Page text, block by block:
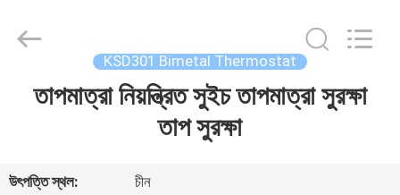
বাড়ি
Electric
Reserved.
KSD301 Bimetal Thermostat
তাপমাত্রা নিয়ন্ত্রিত সুইচ তাপমাত্রা সুরক্ষা
তাপ সুরক্ষা
উৎপত্তি স্থল:
চীন